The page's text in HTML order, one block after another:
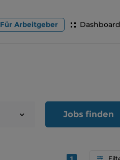
Dashboard
Für Arbeitgeber
Jobs finden